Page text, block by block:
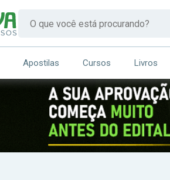
Apostilas Cursos Livros